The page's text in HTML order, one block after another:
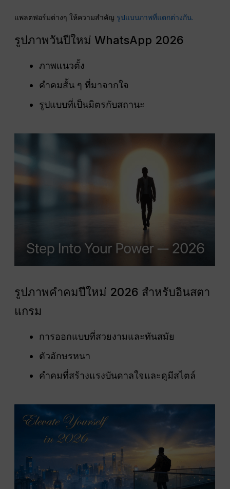
แพลตฟอร์มต่างๆ ให้ความสำคัญ รูปแบบภาพที่แตกต่างกัน.
รูปภาพวันปีใหม่ WhatsApp 2026
ภาพแนวตั้ง
คำคมสั้น ๆ ที่มาจากใจ
รูปแบบที่เป็นมิตรกับสถานะ
รูปภาพคำคมปีใหม่ 2026 สำหรับอินสตา
แกรม
การออกแบบที่สวยงามและทันสมัย
ตัวอักษรหนา
คำคมที่สร้างแรงบันดาลใจและดูมีสไตล์